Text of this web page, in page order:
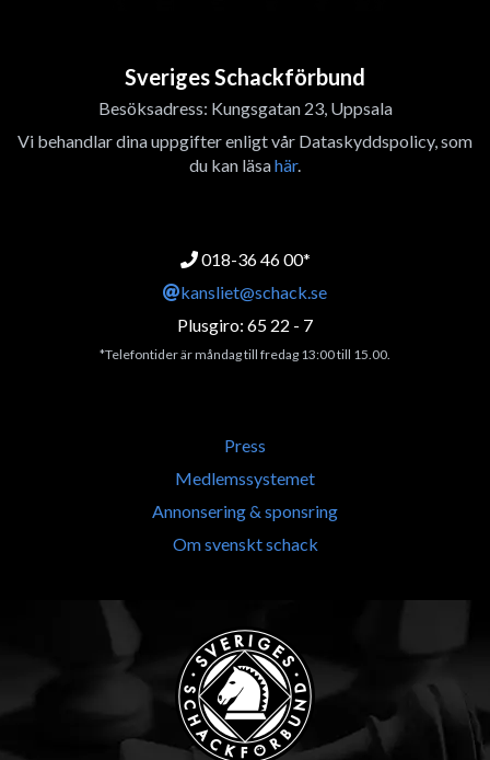
Sveriges Schackförbund
Besöksadress: Kungsgatan 23, Uppsala
Vi behandlar dina uppgifter enligt vår Dataskyddspolicy, som
du kan läsahär.
018-36 46 00*
kansliet@schack.se
Plusgiro: 65 22 - 7
*Telefontider är måndag till fredag 13:00 till 15.00.
Press
Medlemssystemet
Annonsering & sponsring
Om svenskt schack